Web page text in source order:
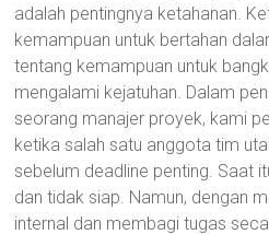
adalah pentingnya ketahanan.
kemampuan untuk bertahan
tentang kemampuan untuk
mengalami kejatuhan. Dalam
seorang manajer proyek, kami
ketika salah satu anggota tim
sebelum deadline penting. Saat
dan tidak siap. Namun, dengan
internal dan membagi tugas